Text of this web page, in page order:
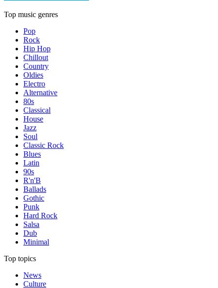
Top music genres
Pop
Rock
Hip Hop
Chillout
Country
Oldies
Electro
Alternative
80s
Classical
House
Jazz
Soul
Classic Rock
Blues
Latin
90s
R'n'B
Ballads
Gothic
Punk
Hard Rock
Salsa
Dub
Minimal
Top topics
News
Culture